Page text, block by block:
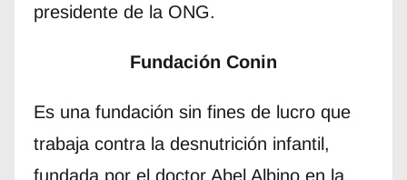
presidente de la ONG.
Fundación Conin
Es una fundación sin fines de lucro que
trabaja contra la desnutrición infantil,
fundada por el doctor Abel Albino en la